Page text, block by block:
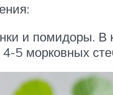
и помидоры. В
4-5 морковных